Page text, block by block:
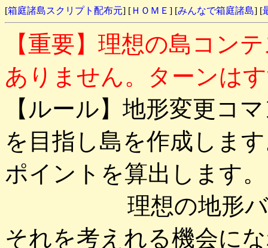
[箱庭諸島スクリプト配布元] [ ＨＯＭＥ ] [みんなで箱庭諸島] [
【重要】理想の島コン
ありません。ターンは
【ルール】地形変更コ
を目指し島を作成しま
ポイントを算出します。
理想の地形バラン
それを考えれる機会に